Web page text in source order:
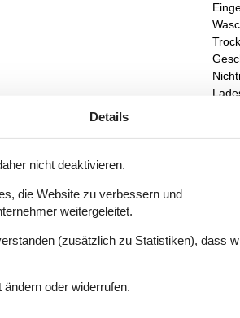
Details
nicht deaktivieren.
die Website zu verbessern und
weitergeleitet.
(zusätzlich zu Statistiken), dass
oder widerrufen.